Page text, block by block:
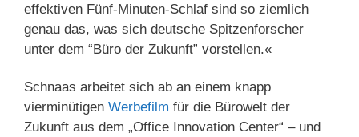
effektiven Fünf-Minuten-Schlaf sind so ziemlich
genau das, was sich deutsche Spitzenforscher
unter dem “Büro der Zukunft” vorstellen.«
Schnaas arbeitet sich ab an einem knapp
vierminütigen Werbefilm für die Bürowelt der
Zukunft aus dem „Office Innovation Center“ – und